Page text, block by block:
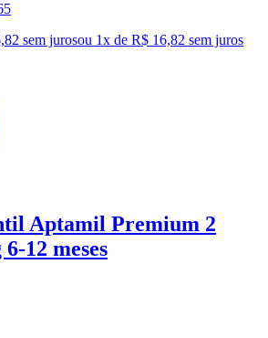
sem jurosou 1x de R$ 16,82 sem juros
Aptamil Premium 2
12 meses